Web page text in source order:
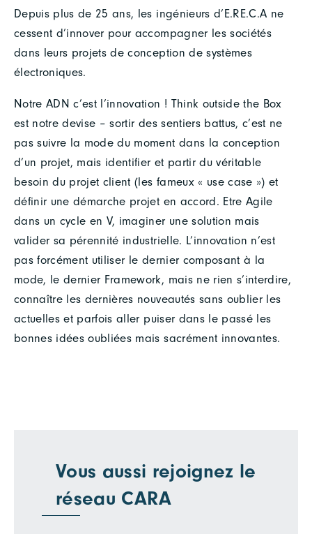
Depuis plus de 25 ans, les ingénieurs d’E.RE.C.A ne
cessent d’innover pour accompagner les sociétés
dans leurs projets de conception de systèmes
électroniques.
Notre ADN c’est l’innovation ! Think outside the Box
est notre devise – sortir des sentiers battus, c’est ne
pas suivre la mode du moment dans la conception
d’un projet, mais identifier et partir du véritable
besoin du projet client (les fameux « use case ») et
définir une démarche projet en accord. Etre Agile
dans un cycle en V, imaginer une solution mais
valider sa pérennité industrielle. L’innovation n’est
pas forcément utiliser le dernier composant à la
mode, le dernier Framework, mais ne rien s’interdire,
connaître les dernières nouveautés sans oublier les
actuelles et parfois aller puiser dans le passé les
bonnes idées oubliées mais sacrément innovantes.
Vous aussi rejoignez le
réseau CARA